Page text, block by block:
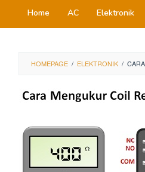
Home AC Elektronik
HOMEPAGE / ELEKTRONIK /